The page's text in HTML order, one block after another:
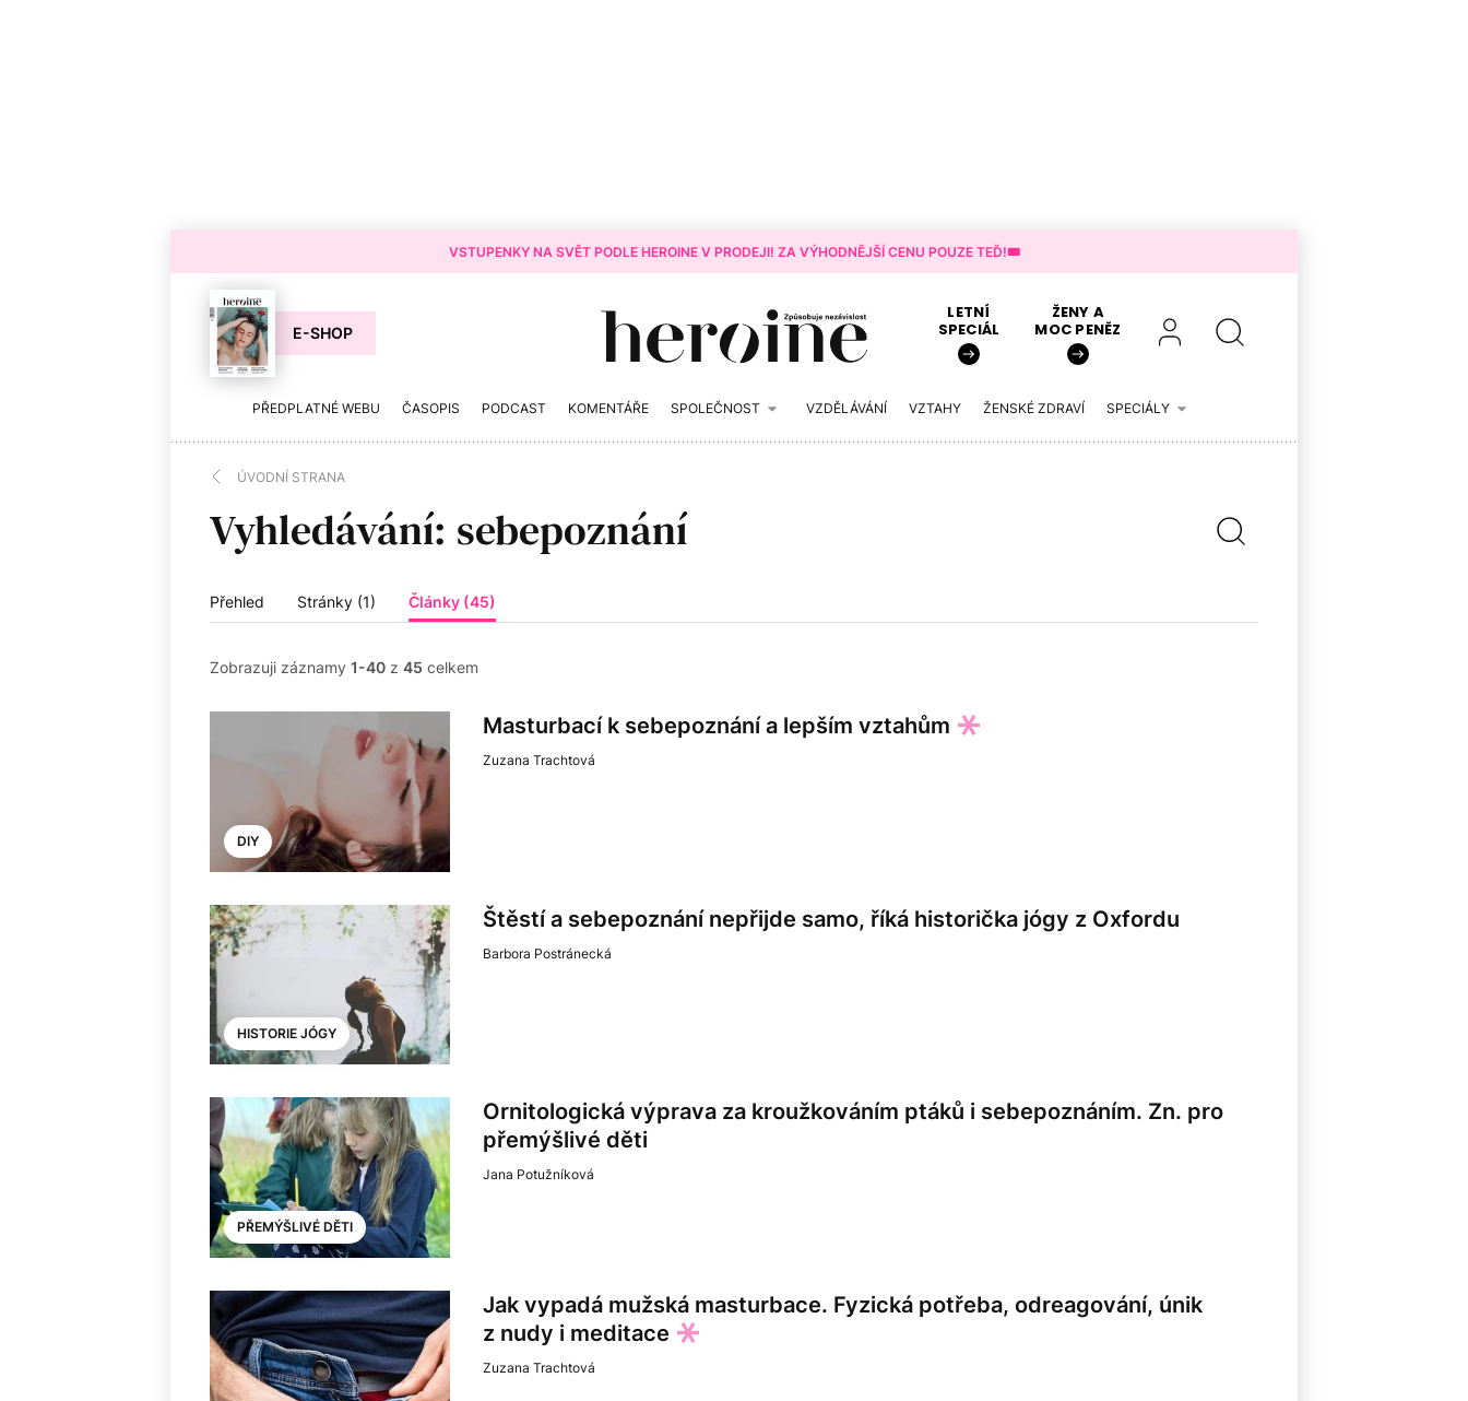
VSTUPENKY NA SVĚT PODLE HEROINE V PRODEJI! ZA VÝHODNĚJŠÍ CENU POUZE TEĎ!🎟️
E-SHOP
LETNÍ
SPECIÁL
ŽENY A
MOC PENĚZ
PŘEDPLATNÉ WEBU ČASOPIS PODCAST KOMENTÁŘE SPOLEČNOST VZDĚLÁVÁNÍ VZTAHY ŽENSKÉ ZDRAVÍ SPECIÁLY
ÚVODNÍ STRANA
Vyhledávání:
Přehled Stránky (1) Články (45)
Zobrazuji záznamy 1-40 z 45 celkem
DIY
Masturbací k sebepoznání a lepším vztahům
Zuzana Trachtová
HISTORIE JÓGY
Štěstí a sebepoznání nepřijde samo, říká historička jógy z Oxfordu
Barbora Postránecká
PŘEMÝŠLIVÉ DĚTI
Ornitologická výprava za kroužkováním ptáků i sebepoznáním. Zn. pro
přemýšlivé děti
Jana Potužníková
Jak vypadá mužská masturbace. Fyzická potřeba, odreagování, únik
z nudy i meditace
Zuzana Trachtová